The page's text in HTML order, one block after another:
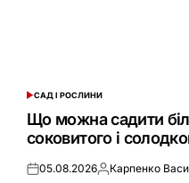
ОПУБЛІКУВАТИ
У
САД І РОСЛИНИ
Що можна садити
соковитого і
Оприлюднено
05.08.2026Опубліковано
Карпенко